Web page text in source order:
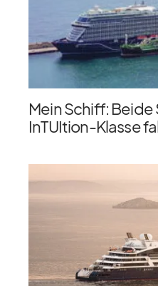
Mein Schiff:
InTUItion-Klasse